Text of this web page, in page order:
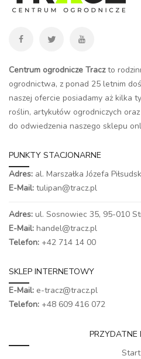
Centrum ogrodnicze Traczto
ogrodnictwa, z ponad 25 letnim
naszej ofercie posiadamy aż kilka
roślin, artykułów ogrodniczych
do odwiedzenia naszego sklepu
PUNKTY STACJONARNE
Adres: al. Marszałka Józefa
E-Mail: tulipan@tracz.pl
Adres: ul. Sosnowiec 35, 95-010
E-Mail: handel@tracz.pl
Telefon: +42 714 14 00
SKLEP INTERNETOWY
E-Mail: e-tracz@tracz.pl
Telefon: +48 609 416 072
PRZYDATNE
Start